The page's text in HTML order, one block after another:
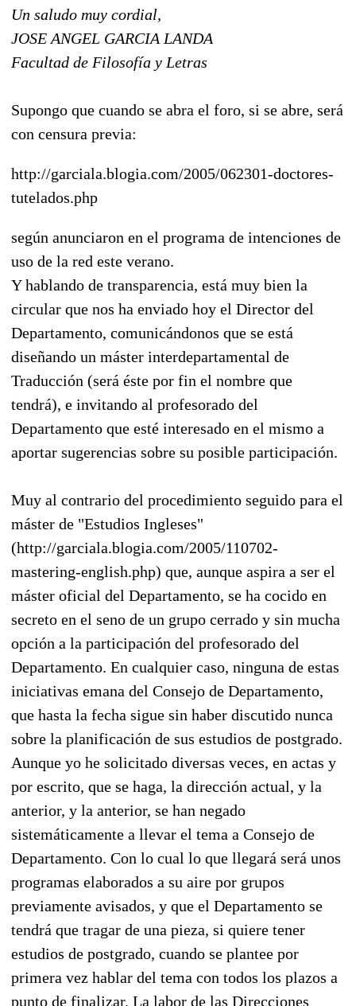
Un saludo muy cordial,
JOSE ANGEL GARCIA LANDA
Facultad de Filosofía y Letras
Supongo que cuando se abra el foro, si se abre, será
con censura previa:
http://garciala.blogia.com/2005/062301-doctores-
tutelados.php
según anunciaron en el programa de intenciones de
uso de la red este verano.
Y hablando de transparencia, está muy bien la
circular que nos ha enviado hoy el Director del
Departamento, comunicándonos que se está
diseñando un máster interdepartamental de
Traducción (será éste por fin el nombre que
tendrá), e invitando al profesorado del
Departamento que esté interesado en el mismo a
aportar sugerencias sobre su posible participación.
Muy al contrario del procedimiento seguido para el
máster de "Estudios Ingleses"
(http://garciala.blogia.com/2005/110702-
mastering-english.php) que, aunque aspira a ser el
máster oficial del Departamento, se ha cocido en
secreto en el seno de un grupo cerrado y sin mucha
opción a la participación del profesorado del
Departamento. En cualquier caso, ninguna de estas
iniciativas emana del Consejo de Departamento,
que hasta la fecha sigue sin haber discutido nunca
sobre la planificación de sus estudios de postgrado.
Aunque yo he solicitado diversas veces, en actas y
por escrito, que se haga, la dirección actual, y la
anterior, y la anterior, se han negado
sistemáticamente a llevar el tema a Consejo de
Departamento. Con lo cual lo que llegará será unos
programas elaborados a su aire por grupos
previamente avisados, y que el Departamento se
tendrá que tragar de una pieza, si quiere tener
estudios de postgrado, cuando se plantee por
primera vez hablar del tema con todos los plazos a
punto de finalizar. La labor de las Direcciones